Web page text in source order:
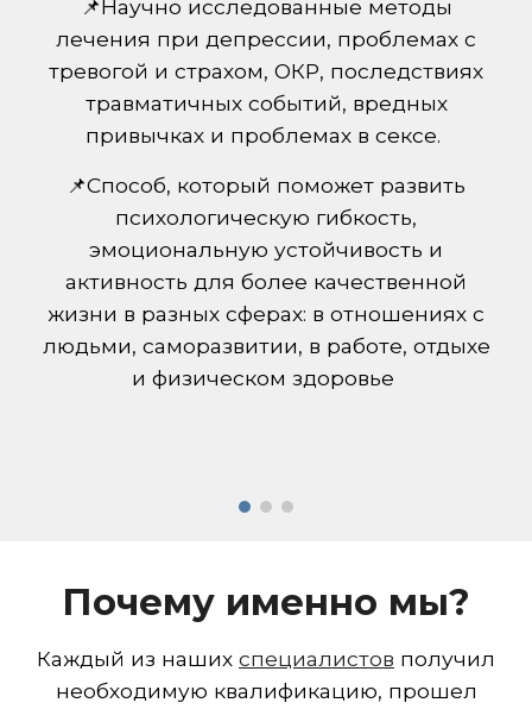
📌Научно исследованные методы
лечения при депрессии, проблемах с
тревогой и страхом, ОКР, последствиях
травматичных событий, вредных
привычках и проблемах в сексе.
📌Способ, который поможет развить
психологическую гибкость,
эмоциональную устойчивость и
активность для более качественной
жизни в разных сферах: в отношениях с
людьми, саморазвитии, в работе, отдыхе
и физическом здоровье
Почему именно мы?
Каждый из наших специалистов получил
необходимую квалификацию, прошел